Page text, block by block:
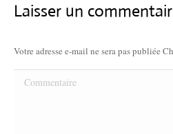
Laisser un
Votre adresse e-mail ne sera pas publiée
Commentaire